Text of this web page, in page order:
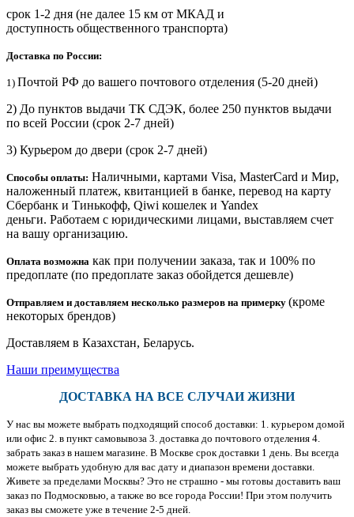
срок 1-2 дня (не далее 15 км от МКАД и
доступность общественного транспорта)
Доставка по России:
1) Почтой РФ до вашего почтового отделения (5-20 дней)
2) До пунктов выдачи ТК СДЭК, более 250 пунктов выдачи
по всей России (срок 2-7 дней)
3) Курьером до двери (срок 2-7 дней)
Способы оплаты: Наличными, картами Visa, MasterCard и Мир,
наложенный платеж, квитанцией в банке, перевод на карту
Сбербанк и Тинькофф, Qiwi кошелек и Yandex
деньги. Работаем с юридическими лицами, выставляем счет
на вашу организацию.
Оплата возможна как при получении заказа, так и 100% по
предоплате (по предоплате заказ обойдется дешевле)
Отправляем и доставляем несколько размеров на примерку (кроме
некоторых брендов)
Доставляем в Казахстан, Беларусь.
Наши преимущества
ДОСТАВКА НА ВСЕ СЛУЧАИ ЖИЗНИ
У нас вы можете выбрать подходящий способ доставки: 1. курьером домой
или офис 2. в пункт самовывоза 3. доставка до почтового отделения 4.
забрать заказ в нашем магазине. В Москве срок доставки 1 день. Вы всегда
можете выбрать удобную для вас дату и диапазон времени доставки.
Живете за пределами Москвы? Это не страшно - мы готовы доставить ваш
заказ по Подмосковью, а также во все города России! При этом получить
заказ вы сможете уже в течение 2-5 дней.